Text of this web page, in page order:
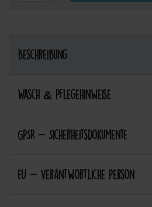
Beschreibung
Wasch & Pflegehinweise
GPSR - Sicherheitsdokumente
EU - Verantwortliche Person